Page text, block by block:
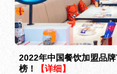
2022年中国餐饮加盟品
榜！
【详细】